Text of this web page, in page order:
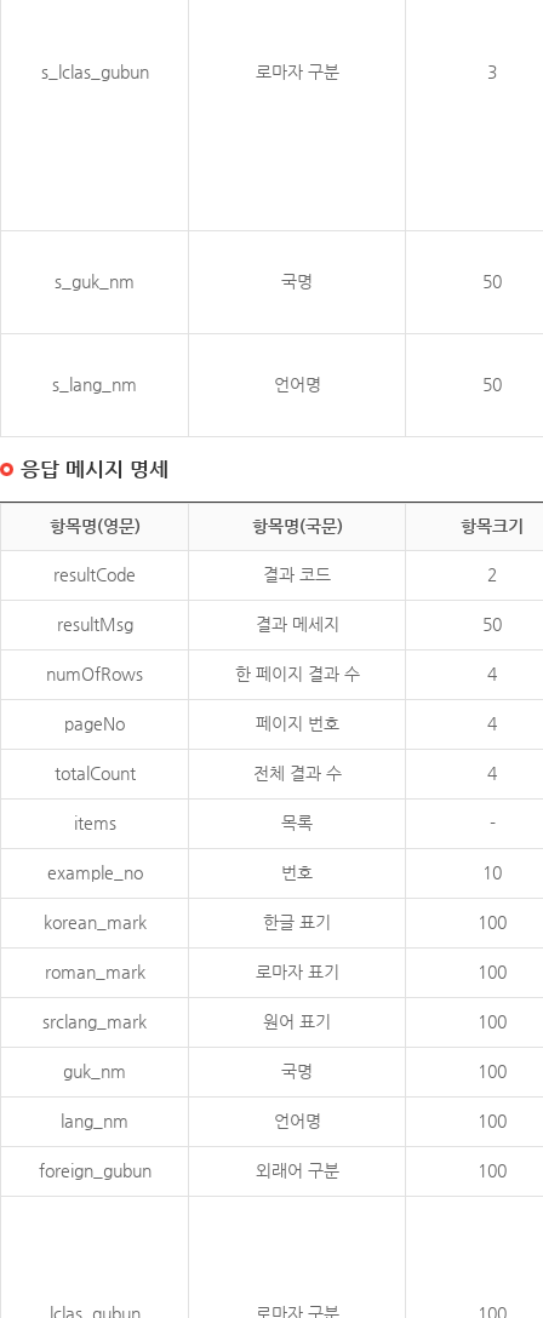
s_lclas_gubun 로마자 구분 3
s_guk_nm 국명 50
s_lang_nm 언어명 50
응답 메시지 명세
항목명(영문) 항목명(국문) 항목크기
resultCode 결과 코드 2
resultMsg 결과 메세지 50
numOfRows 한 페이지 결과 수 4
pageNo 페이지 번호 4
totalCount 전체 결과 수 4
items 목록 -
example_no 번호 10
korean_mark 한글 표기 100
roman_mark 로마자 표기 100
srclang_mark 원어 표기 100
guk_nm 국명 100
lang_nm 언어명 100
foreign_gubun 외래어 구분 100
lclas_gubun 로마자 구분 100